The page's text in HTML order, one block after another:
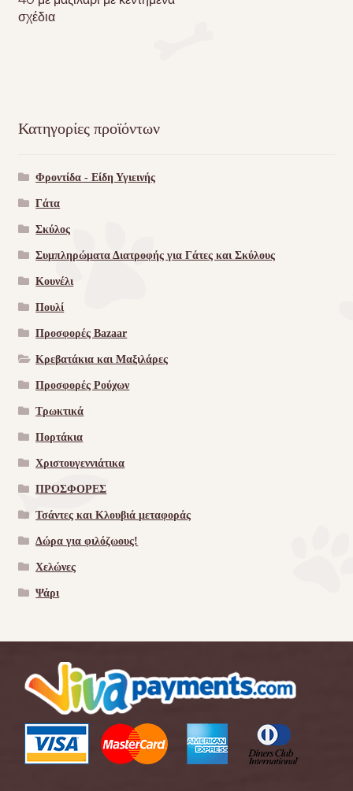
σχέδια
Κατηγορίες προϊόντων
Φροντίδα - Είδη Υγιεινής
Γάτα
Σκύλος
Συμπληρώματα Διατροφής για Γάτες και Σκύλους
Κουνέλι
Πουλί
Προσφορές Bazaar
Κρεβατάκια και Μαξιλάρες
Προσφορές Ρούχων
Τρωκτικά
Πορτάκια
Χριστουγεννιάτικα
ΠΡΟΣΦΟΡΕΣ
Τσάντες και Κλουβιά μεταφοράς
Δώρα για φιλόζωους!
Χελώνες
Ψάρι